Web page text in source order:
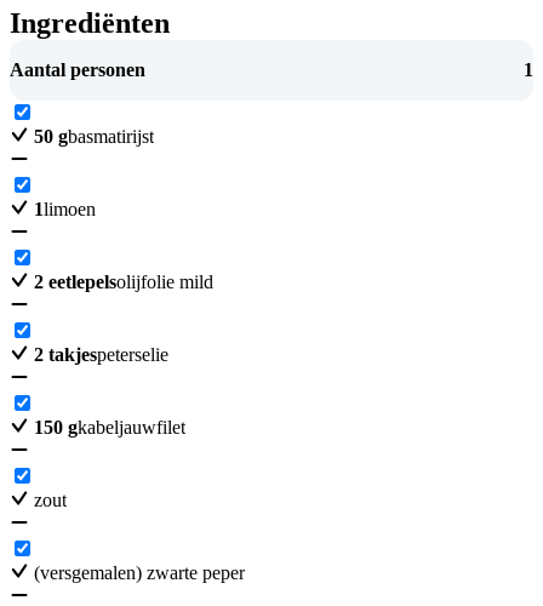
Ingrediënten
Aantal personen 1
50 gbasmatirijst
1limoen
2 eetlepelsolijfolie mild
2 takjespeterselie
150 gkabeljauwfilet
zout
(versgemalen) zwarte peper